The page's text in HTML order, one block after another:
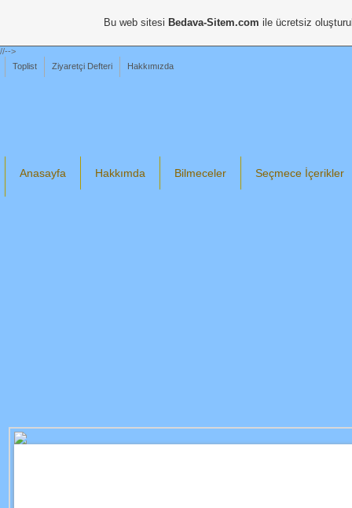
//-->
Toplist
Ziyaretçi Defteri Hakkımızda
Anasayfa Hakkımda Bilmeceler Seçmece İçerikler
Bu web sitesi Bedava-Sitem.com ile ücretsiz